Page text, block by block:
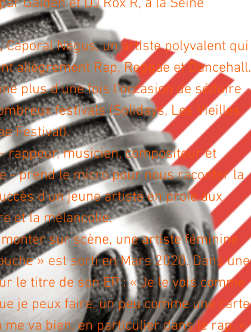
Gaiden et DJ Rox R, à la Seine
Negus, un artiste polyvalent qui
allègrement Rap, Reggae et Dancehall.
plus d'une fois l'occasion de séduire
festivals (Solidays, Les Vieilles
Festival).
rappeur, musicien, compositeur et
- prend le micro pour nous raconter la
d'un jeune artiste en proie aux
et la mélancolie.
sur scène, une artiste féminine
» est sorti en Mars 2020. Dans une
le titre de son EP : « Je le vois comme
je peux faire, un peu comme une carte
me va bien, en particulier dans le rap. »